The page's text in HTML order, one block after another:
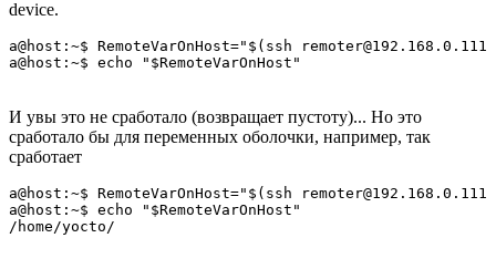
device.
a@host:~$ RemoteVarOnHost="$(ssh
И увы это не сработало (возвращает пустоту)... Но это
сработало бы для переменных оболочки, например, так
сработает
a@host:~$ RemoteVarOnHost="$(ssh
a@host:~$ echo "$RemoteVarOnHost"